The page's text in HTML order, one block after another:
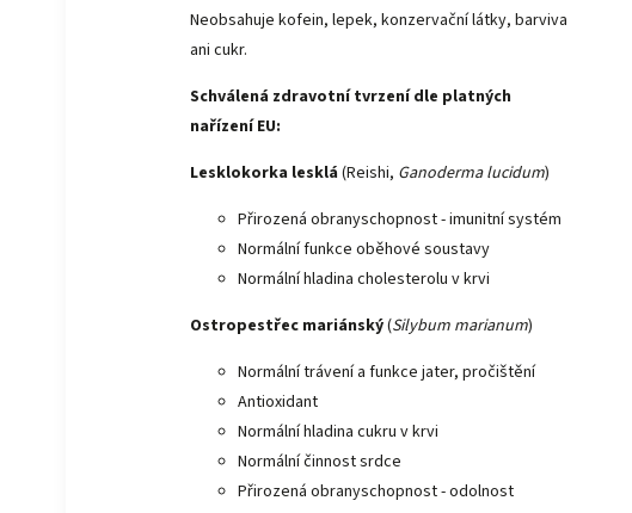
Neobsahuje kofein, lepek, konzervační látky, barviva
ani cukr.
Schválená zdravotní tvrzení dle platných
nařízení EU:
Lesklokorka lesklá (Reishi, Ganoderma lucidum)
Přirozená obranyschopnost - imunitní systém
Normální funkce oběhové soustavy
Normální hladina cholesterolu v krvi
Ostropestřec mariánský(Silybum marianum)
Normální trávení a funkce jater, pročištění
Antioxidant
Normální hladina cukru v krvi
Normální činnost srdce
Přirozená obranyschopnost - odolnost